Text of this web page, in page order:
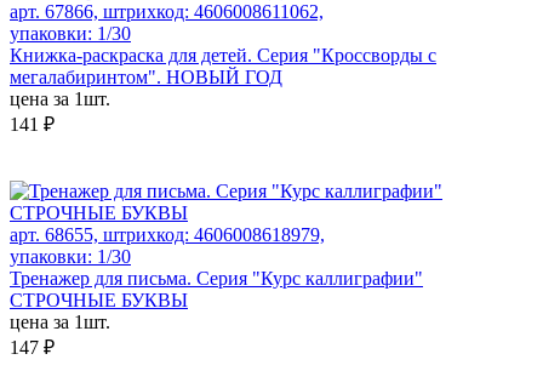
арт. 67866, штрихкод: 4606008611062,
упаковки: 1/30
Книжка-раскраска для детей. Серия "Кроссворды с
мегалабиринтом". НОВЫЙ ГОД
цена за 1шт.
141 ₽
арт. 68655, штрихкод: 4606008618979,
упаковки: 1/30
Тренажер для письма. Серия "Курс каллиграфии"
СТРОЧНЫЕ БУКВЫ
цена за 1шт.
147 ₽